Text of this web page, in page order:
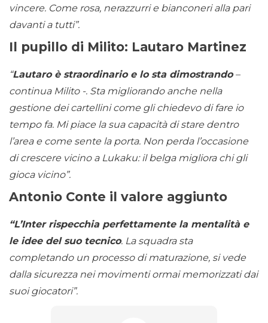
vincere. Come rosa, nerazzurri e bianconeri alla pari
davanti a tutti”.
Il pupillo di Milito: Lautaro Martinez
“Lautaro è straordinario e lo sta dimostrando–
continua Milito -. Sta migliorando anche nella
gestione dei cartellini come gli chiedevo di fare io
tempo fa. Mi piace la sua capacità di stare dentro
l’area e come sente la porta. Non perda l’occasione
di crescere vicino a Lukaku: il belga migliora chi gli
gioca vicino”.
Antonio Conte il valore aggiunto
“L’Inter rispecchia perfettamente la mentalità e
le idee del suo tecnico. La squadra sta
completando un processo di maturazione, si vede
dalla sicurezza nei movimenti ormai memorizzati dai
suoi giocatori”.